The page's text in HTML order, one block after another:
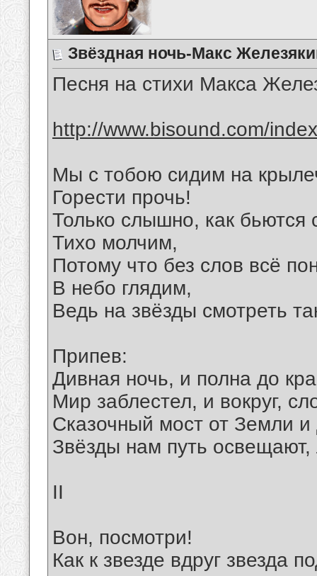
Звёздная ночь-Макс
Песня на стихи Макса
http://www.bisound.com/
Мы с тобою сидим на
Горести прочь!
Только слышно, как бьются
Тихо молчим,
Потому что без слов всё
В небо глядим,
Ведь на звёзды смотреть
Припев:
Дивная ночь, и полна до
Мир заблестел, и вокруг,
Сказочный мост от Земли
Звёзды нам путь
II
Вон, посмотри!
Как к звезде вдруг звезда